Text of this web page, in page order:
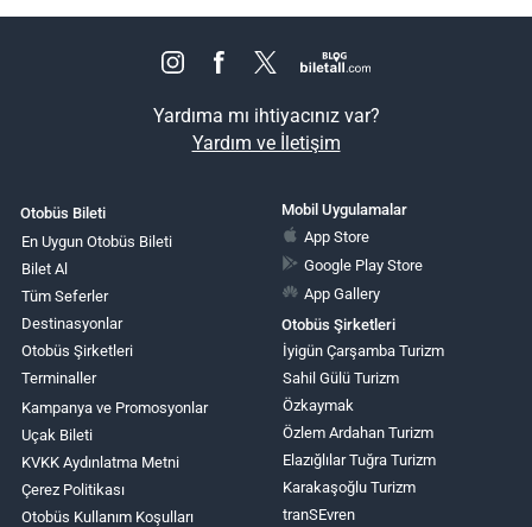
Yardıma mı ihtiyacınız var?
Yardım ve İletişim
Otobüs Bileti
En Uygun Otobüs Bileti
Bilet Al
Tüm Seferler
Destinasyonlar
Otobüs Şirketleri
Terminaller
Kampanya ve Promosyonlar
Uçak Bileti
KVKK Aydınlatma Metni
Çerez Politikası
Otobüs Kullanım Koşulları
Mobil Uygulamalar
App Store
Google Play Store
App Gallery
Otobüs Şirketleri
İyigün Çarşamba Turizm
Sahil Gülü Turizm
Özkaymak
Özlem Ardahan Turizm
Elazığlılar Tuğra Turizm
Karakaşoğlu Turizm
tranSEvren